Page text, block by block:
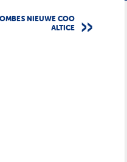
NIEUWE COO
ALTICE